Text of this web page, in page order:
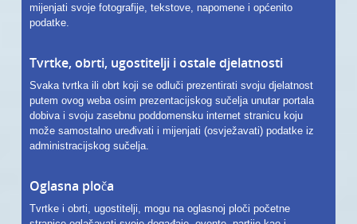
mijenjati svoje fotografije, tekstove, napomene i općenito
podatke.
Tvrtke, obrti, ugostitelji i ostale djelatnosti
Svaka tvrtka ili obrt koji se odluči prezentirati svoju djelatnost
putem ovog weba osim prezentacijskog sučelja unutar portala
dobiva i svoju zasebnu poddomensku internet stranicu koju
može samostalno uređivati i mijenjati (osvježavati) podatke iz
administracijskog sučelja.
Oglasna ploča
Tvrtke i obrti, ugostitelji, mogu na oglasnoj ploči početne